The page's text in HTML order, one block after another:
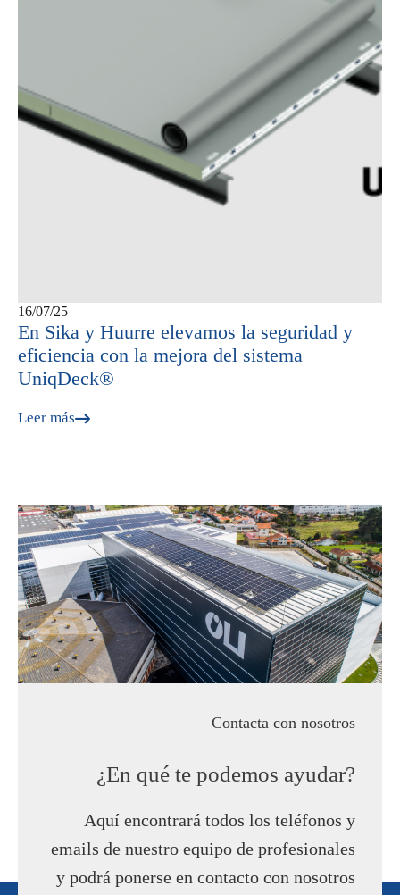
16/07/25
En Sika y Huurre elevamos la seguridad y
eficiencia con la mejora del sistema
UniqDeck®
Leer más
Contacta con nosotros
¿En qué te podemos ayudar?
Aquí encontrará todos los teléfonos y
emails de nuestro equipo de profesionales
y podrá ponerse en contacto con nosotros